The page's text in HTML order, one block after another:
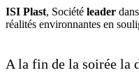
ISI Plast, Société leader
réalités environnantes en
A la fin de la soirée la